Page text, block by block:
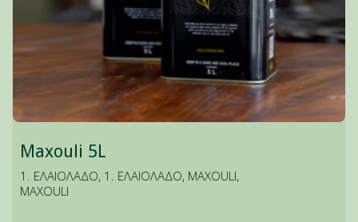
Maxouli 5L
1. ΕΛΑΙΟΛΑΔΟ, 1. ΕΛΑΙΟΛΑΔΟ, MAXOULI,
MAXOULI